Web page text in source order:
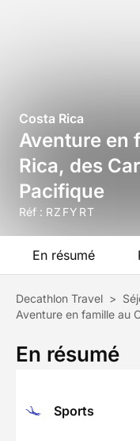
Costa Rica
Aventure en
Rica, des
Pacifique
Réf : RZFYRT
En résumé
Decathlon Travel >
Aventure en famille au
En résumé
Sports